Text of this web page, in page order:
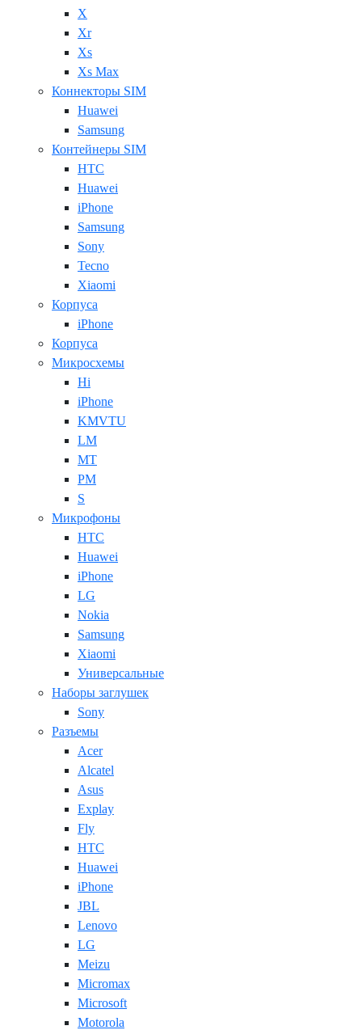
X
Xr
Xs
Xs Max
Коннекторы SIM
Huawei
Samsung
Контейнеры SIM
HTC
Huawei
iPhone
Samsung
Sony
Tecno
Xiaomi
Корпуса
iPhone
Корпуса
Микросхемы
Hi
iPhone
KMVTU
LM
MT
PM
S
Микрофоны
HTC
Huawei
iPhone
LG
Nokia
Samsung
Xiaomi
Универсальные
Наборы заглушек
Sony
Разъемы
Acer
Alcatel
Asus
Explay
Fly
HTC
Huawei
iPhone
JBL
Lenovo
LG
Meizu
Micromax
Microsoft
Motorola